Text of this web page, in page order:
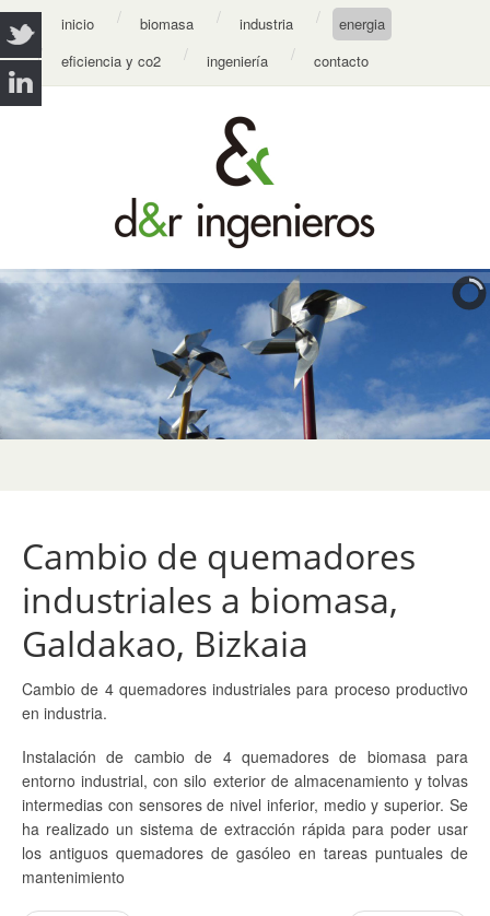
inicio biomasa industria
energia
eficiencia y co2
ingeniería contacto
Cambio de quemadores
industriales a biomasa,
Galdakao, Bizkaia
Cambio de 4 quemadores industriales para proceso productivo
en industria.
Instalación de cambio de 4 quemadores de biomasa para
entorno industrial, con silo exterior de almacenamiento y tolvas
intermedias con sensores de nivel inferior, medio y superior. Se
ha realizado un sistema de extracción rápida para poder usar
los antiguos quemadores de gasóleo en tareas puntuales de
mantenimiento